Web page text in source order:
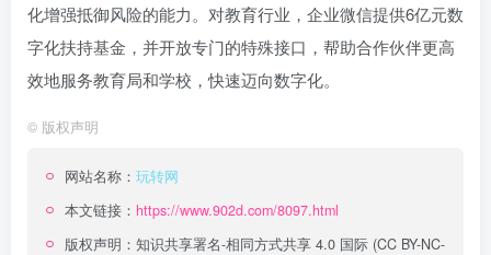
化增强抵御风险的能力。对教育行业，企业微信提供6亿元数
字化扶持基金，并开放专门的特殊接口，帮助合作伙伴更高
效地服务教育局和学校，快速迈向数字化。
© 版权声明
网站名称： 玩转网
本文链接： https://www.902d.com/8097.html
版权声明： 知识共享署名-相同方式共享 4.0 国际 (CC BY-NC-